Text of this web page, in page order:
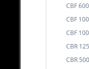
CBF
CBF
CBF
CBR
CBR